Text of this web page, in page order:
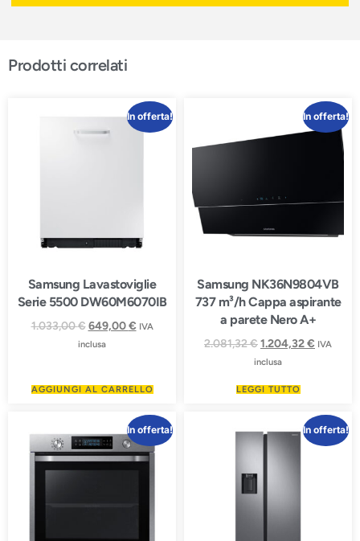
Prodotti correlati
In offerta!
Samsung Lavastoviglie
Serie 5500 DW60M6070IB
1.033,00€ 649,00€ IVA
inclusa
AGGIUNGI AL CARRELLO
In offerta!
Samsung NK36N9804VB
737 m³/h Cappa aspirante
a parete Nero A+
2.081,32€1.204,32€ IVA
inclusa
LEGGI TUTTO
In offerta! In offerta!